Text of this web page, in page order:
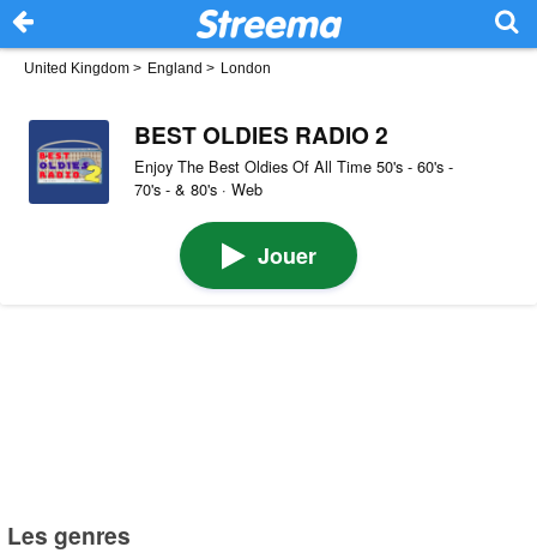
United Kingdom > England > London
BEST OLDIES RADIO 2
Enjoy The Best Oldies Of All Time 50's - 60's -
70's - & 80's · Web
Jouer
Les genres